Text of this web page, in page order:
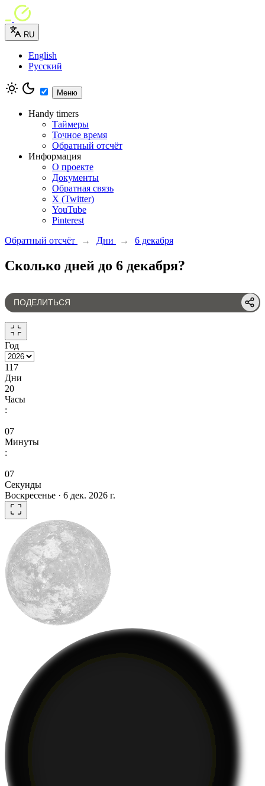
RU
English
Русский
Меню
Handy timers
Таймеры
Точное время
Обратный отсчёт
Информация
О проекте
Документы
Обратная связь
X (Twitter)
YouTube
Pinterest
Обратный отсчёт
→ Дни → 6 декабря
Сколько дней до 6 декабря?
ПОДЕЛИТЬСЯ
Год
117
Дни
20
Часы
:
07
Минуты
:
07
Секунды
Воскресенье · 6 дек. 2026 г.